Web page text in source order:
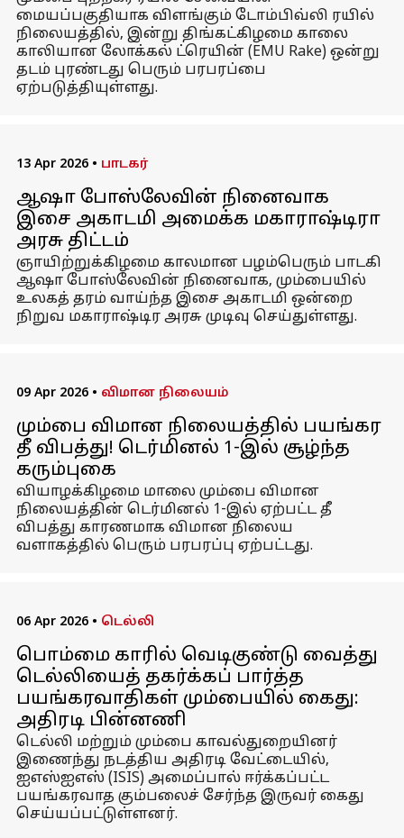
மையப்பகுதியாக விளங்கும் டோம்பிவ்லி ரயில்
நிலையத்தில், இன்று திங்கட்கிழமை காலை
காலியான லோக்கல் ட்ரெயின் (EMU Rake) ஒன்று
தடம் புரண்டது பெரும் பரபரப்பை
ஏற்படுத்தியுள்ளது.
13 Apr 2026 • பாடகர்
ஆஷா போஸ்லேவின் நினைவாக
இசை அகாடமி அமைக்க மகாராஷ்டிரா
அரசு திட்டம்
ஞாயிற்றுக்கிழமை காலமான பழம்பெரும் பாடகி
ஆஷா போஸ்லேவின் நினைவாக, மும்பையில்
உலகத் தரம் வாய்ந்த இசை அகாடமி ஒன்றை
நிறுவ மகாராஷ்டிர அரசு முடிவு செய்துள்ளது.
09 Apr 2026 • விமான நிலையம்
மும்பை விமான நிலையத்தில் பயங்கர
தீ விபத்து! டெர்மினல் 1-இல் சூழ்ந்த
கரும்புகை
வியாழக்கிழமை மாலை மும்பை விமான
நிலையத்தின் டெர்மினல் 1-இல் ஏற்பட்ட தீ
விபத்து காரணமாக விமான நிலைய
வளாகத்தில் பெரும் பரபரப்பு ஏற்பட்டது.
06 Apr 2026 • டெல்லி
பொம்மை காரில் வெடிகுண்டு வைத்து
டெல்லியைத் தகர்க்கப் பார்த்த
பயங்கரவாதிகள் மும்பையில் கைது:
அதிரடி பின்னணி
டெல்லி மற்றும் மும்பை காவல்துறையினர்
இணைந்து நடத்திய அதிரடி வேட்டையில்,
ஐஎஸ்ஐஎஸ் (ISIS) அமைப்பால் ஈர்க்கப்பட்ட
பயங்கரவாத கும்பலைச் சேர்ந்த இருவர் கைது
செய்யப்பட்டுள்ளனர்.